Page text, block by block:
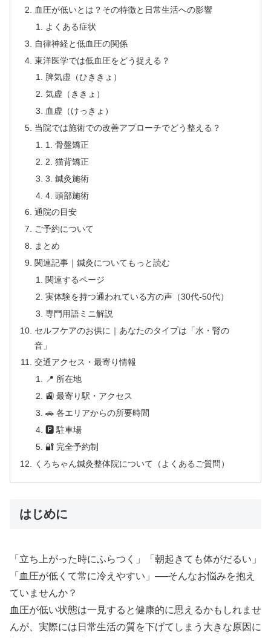
血圧が低いとは？その特徴と日常生活への影響
よくある症状
自律神経と低血圧の関係
東洋医学では低血圧をどう捉える？
脾気虚（ひききょ）
気虚（ききょ）
血虚（けっきょ）
当院では施術での改善アプローチでどう整える？
1. 骨盤矯正
2. 猫背矯正
3. 鍼灸施術
4. 頭部施術
通院の目安
ご予約について
まとめ
関連記事｜鍼灸についてもっと読む
関連するページ
実体験を持つ通われている方の声（30代-50代）
専門用語ミニ解説
セルフケアのお供に｜あなたのタイプは「水・腎の
音」
交通アクセス・最寄り情報
📍 所在地
🚉 最寄り駅・アクセス
🚗 各エリアからの所要時間
🅿 駐車場
🔐 完全予約制
くろちゃん鍼灸整体院について（よくあるご質問）
はじめに
「立ち上がった時にふらつく」「朝起きても体がだるい」
「血圧が低くて常に冷えやすい」──そんなお悩みを抱え
ていませんか？
血圧が低い状態は一見すると健康的に思えるかもしれませ
んが、実際には日常生活の質を下げてしまう大きな原因に